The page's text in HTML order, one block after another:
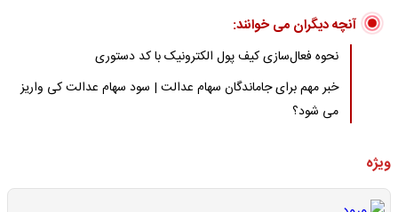
آنچه دیگران می خوانند:
نحوه فعال‌سازی کیف پول الکترونیک با کد دستوری
خبر مهم برای جاماندگان سهام عدالت | سود سهام عدالت کی واریز
می شود؟
ویژه